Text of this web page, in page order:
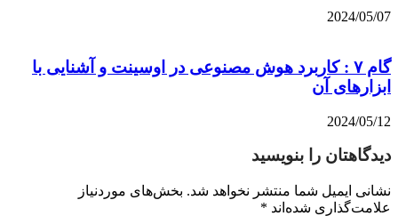
2024/05/07
گام ۷ : کاربرد هوش مصنوعی در اوسینت و آشنایی با
ابزارهای آن
2024/05/12
دیدگاهتان را بنویسید
نشانی ایمیل شما منتشر نخواهد شد. بخش‌های موردنیاز
علامت‌گذاری شده‌اند *